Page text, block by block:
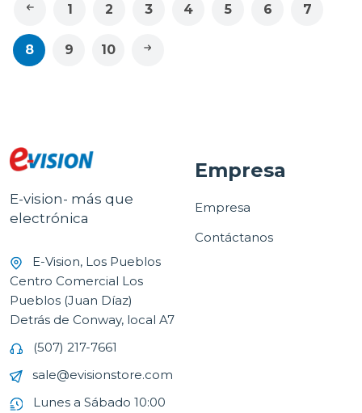
1 2 3 4 5 6 7
8 9 10
E-vision- más que
electrónica
E-Vision, Los Pueblos
Centro Comercial Los
Pueblos (Juan Díaz)
Detrás de Conway, local A7
(507) 217-7661
sale@evisionstore.com
Lunes a Sábado 10:00
Empresa
Empresa
Contáctanos